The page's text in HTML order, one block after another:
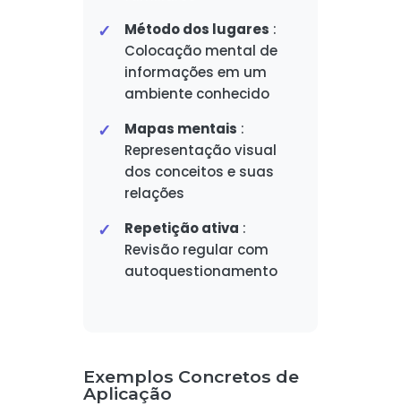
Método dos lugares :
Colocação mental de
informações em um
ambiente conhecido
Mapas mentais :
Representação visual
dos conceitos e suas
relações
Repetição ativa :
Revisão regular com
autoquestionamento
Exemplos Concretos de
Aplicação